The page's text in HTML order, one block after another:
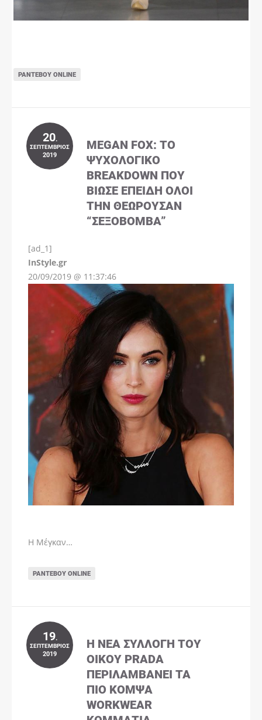
ΡΑΝΤΕΒΟΎ ONLINE
20.
ΣΕΠΤΈΜΒΡΙΟΣ
2019
MEGAN FOX: ΤΟ
ΨΥΧΟΛΟΓΙΚΌ
BREAKDOWN ΠΟΥ
ΒΊΩΣΕ ΕΠΕΙΔΉ ΌΛΟΙ
ΤΗΝ ΘΕΩΡΟΎΣΑΝ
“ΣΕΞΟΒΌΜΒΑ”
[ad_1]
InStyle.gr
20/09/2019 @ 11:37:46
Η Μέγκαν…
ΡΑΝΤΕΒΟΎ ONLINE
19.
ΣΕΠΤΈΜΒΡΙΟΣ
2019
Η ΝΈΑ ΣΥΛΛΟΓΉ ΤΟΥ
ΟΊΚΟΥ PRADA
ΠΕΡΙΛΑΜΒΆΝΕΙ ΤΑ
ΠΙΟ ΚΟΜΨΆ
WORKWEAR